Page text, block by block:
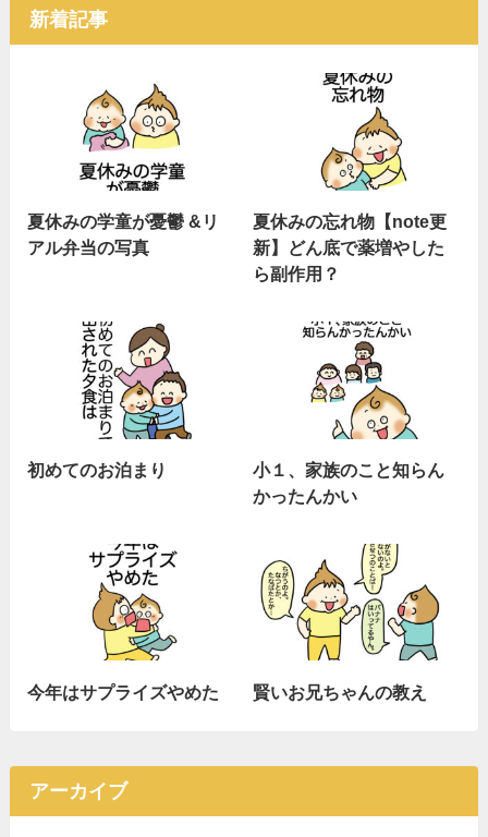
新着記事
夏休みの学童が憂鬱 &リ
アル弁当の写真
夏休みの忘れ物【note更
新】どん底で薬増やした
ら副作用？
初めてのお泊まり
小１、家族のこと知らん
かったんかい
今年はサプライズやめた 賢いお兄ちゃんの教え
アーカイブ